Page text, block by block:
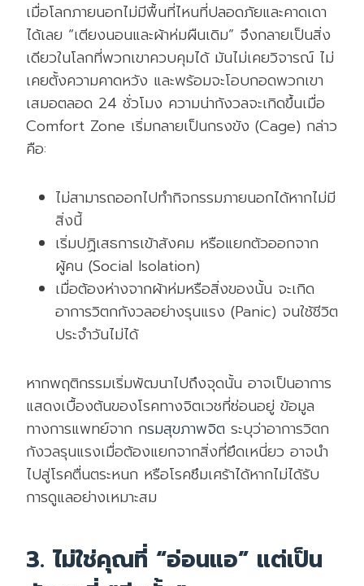
เมื่อโลกภายนอกไม่มีพื้นที่ไหนที่ปลอดภัยและคาดเดา
ได้เลย “เตียงนอนและผ้าห่มผืนเดิม” จึงกลายเป็นสิ่ง
เดียวในโลกที่พวกเขาควบคุมได้ มันไม่เคยวิจารณ์ ไม่
เคยตั้งความคาดหวัง และพร้อมจะโอบกอดพวกเขา
เสมอตลอด 24 ชั่วโมง ความน่ากังวลจะเกิดขึ้นเมื่อ
Comfort Zone เริ่มกลายเป็นกรงขัง (Cage) กล่าว
คือ:
ไม่สามารถออกไปทำกิจกรรมภายนอกได้หากไม่มี
สิ่งนี้
เริ่มปฏิเสธการเข้าสังคม หรือแยกตัวออกจาก
ผู้คน (Social Isolation)
เมื่อต้องห่างจากผ้าห่มหรือสิ่งของนั้น จะเกิด
อาการวิตกกังวลอย่างรุนแรง (Panic) จนใช้ชีวิต
ประจำวันไม่ได้
หากพฤติกรรมเริ่มพัฒนาไปถึงจุดนั้น อาจเป็นอาการ
แสดงเบื้องต้นของโรคทางจิตเวชที่ซ่อนอยู่ ข้อมูล
ทางการแพทย์จาก กรมสุขภาพจิต ระบุว่าอาการวิตก
กังวลรุนแรงเมื่อต้องแยกจากสิ่งที่ยึดเหนี่ยว อาจนำ
ไปสู่โรคตื่นตระหนก หรือโรคซึมเศร้าได้หากไม่ได้รับ
การดูแลอย่างเหมาะสม
3. ไม่ใช่คุณที่ “อ่อนแอ” แต่เป็น